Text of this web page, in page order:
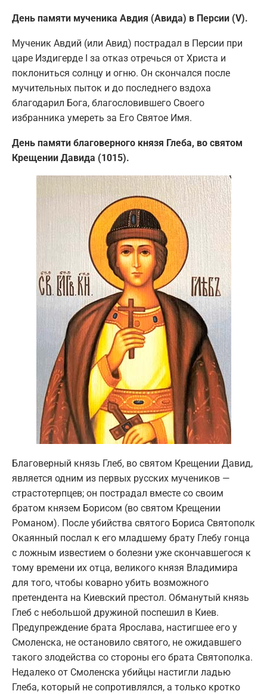
День памяти мученика Авдия (Авида) в Персии (V).
Мученик Авдий (или Авид) пострадал в Персии при
царе Издигерде I за отказ отречься от Христа и
поклониться солнцу и огню. Он скончался после
мучительных пыток и до последнего вздоха
благодарил Бога, благословившего Своего
избранника умереть за Его Святое Имя.
День памяти благоверного князя Глеба, во святом
Крещении Давида (1015).
Благоверный князь Глеб, во святом Крещении Давид,
является одним из первых русских мучеников —
страстотерпцев; он пострадал вместе со своим
братом князем Борисом (во святом Крещении
Романом). После убийства святого Бориса Святополк
Окаянный послал к его младшему брату Глебу гонца
с ложным известием о болезни уже скончавшегося к
тому времени их отца, великого князя Владимира
для того, чтобы коварно убить возможного
претендента на Киевский престол. Обманутый князь
Глеб с небольшой дружиной поспешил в Киев.
Предупреждение брата Ярослава, настигшее его у
Смоленска, не остановило святого, не ожидавшего
такого злодейства со стороны его брата Святополка.
Недалеко от Смоленска убийцы настигли ладью
Глеба, который не сопротивлялся, а только кротко